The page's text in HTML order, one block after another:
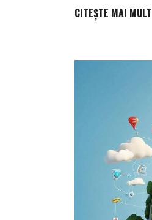
CITEȘTE MAI MULT